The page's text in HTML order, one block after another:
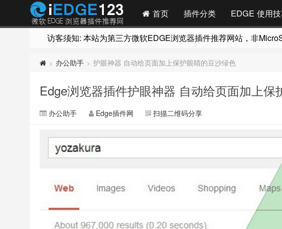
首页 插件分类 EDGE 使用
访客须知: 本站为第三方微软EDGE浏览器插件推荐网站，非
> 办公助手 > 护眼神器 自动给页面加上保护眼睛的豆沙绿色
Edge浏览器插件护眼神器 自动给页面加上保
办公助手 Edge插件网 扫描二维码分享